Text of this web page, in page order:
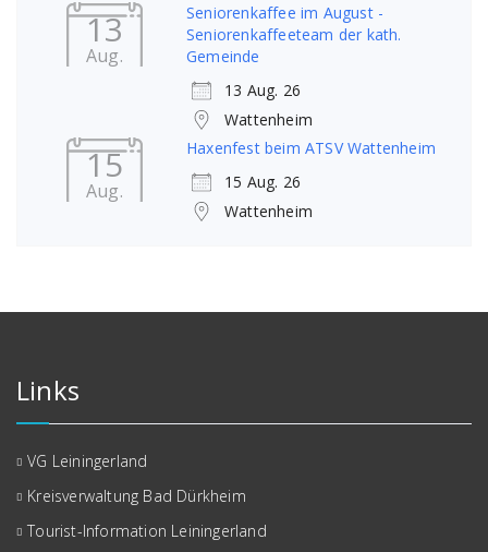
13
Aug.
Seniorenkaffee im August -
Seniorenkaffeeteam der kath.
Gemeinde
13 Aug. 26
Wattenheim
15
Aug.
Haxenfest beim ATSV Wattenheim
15 Aug. 26
Wattenheim
Links
VG Leiningerland
Kreisverwaltung Bad Dürkheim
Tourist-Information Leiningerland